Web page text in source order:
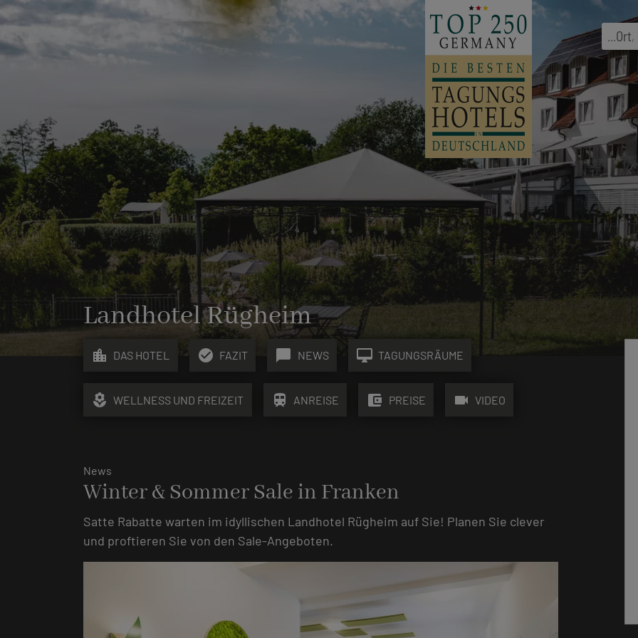
...Ort,
Landhotel Rügheim
location_city DAS HOTEL check_circle FAZIT chat_bubble NEWS desktop_mac TAGUNGSRÄUME
local_florist WELLNESS UND FREIZEIT train ANREISE account_balance_wallet PREISE videocam VIDEO
News
Winter & Sommer Sale in Franken
Satte Rabatte warten im idyllischen Landhotel Rügheim auf Sie! Planen Sie clever
und proftieren Sie von den Sale-Angeboten.